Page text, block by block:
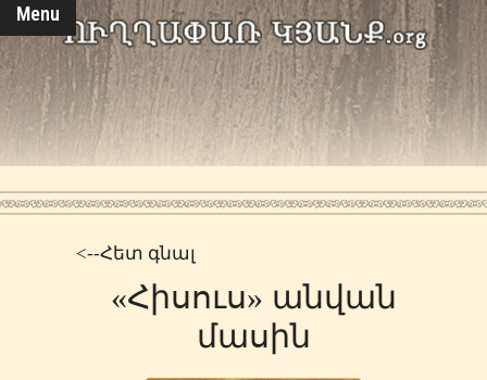
Menu
<--Հետ գնալ
«Հիսուս» անվան
մասին